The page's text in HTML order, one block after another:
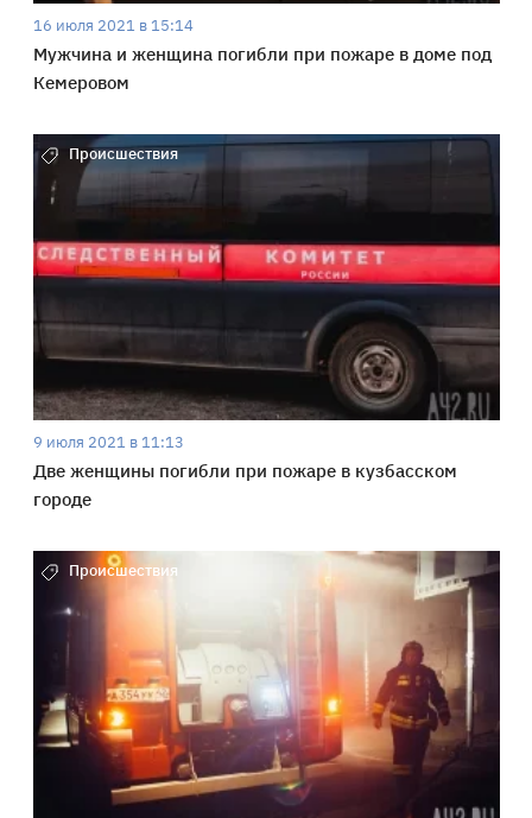
16 июля 2021 в 15:14
Мужчина и женщина погибли при пожаре в доме под
Кемеровом
Происшествия
9 июля 2021 в 11:13
Две женщины погибли при пожаре в кузбасском
городе
Происшествия